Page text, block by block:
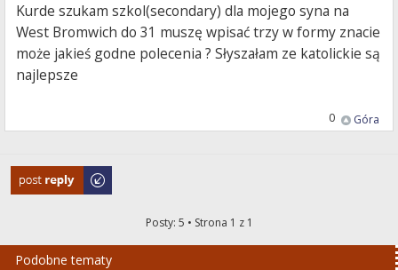
Kurde szukam szkol(secondary) dla mojego syna na
West Bromwich do 31 muszę wpisać trzy w formy znacie
może jakieś godne polecenia ? Słyszałam ze katolickie są
najlepsze
Góra
0
Odpowiedz
Posty: 5 • Strona 1 z 1
Podobne tematy